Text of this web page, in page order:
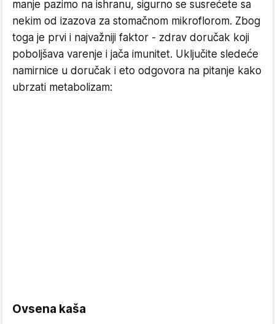
manje pazimo na ishranu, sigurno se susrećete sa
nekim od izazova za stomačnom mikroflorom. Zbog
toga je prvi i najvažniji faktor - zdrav doručak koji
poboljšava varenje i jača imunitet. Uključite sledeće
namirnice u doručak i eto odgovora na pitanje kako
ubrzati metabolizam:
Ovsena kaša